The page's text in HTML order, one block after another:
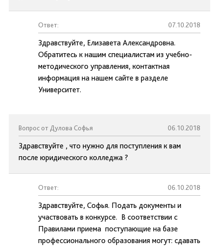
Ответ: 07.10.2018
Здравствуйте, Елизавета Александровна.
Обратитесь к нашим специалистам из учебно-
методического управления, контактная
информация на нашем сайте в разделе
Университет.
Вопрос от Дулова Софья 06.10.2018
Здравствуйте , что нужно для поступления к вам
после юридического колледжа ?
Ответ: 06.10.2018
Здравствуйте, Софья. Подать документы и
участвовать в конкурсе. В соответствии с
Правилами приема поступающие на базе
профессионального образования могут: сдавать